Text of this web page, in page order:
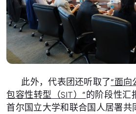
此外，代表团还听取了“面向
包容性转型（SIT）”的阶段性汇
首尔国立大学和联合国人居署共